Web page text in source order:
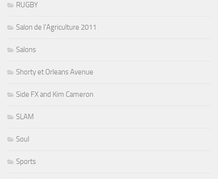
RUGBY
Salon de l'Agriculture 2011
Salons
Shorty et Orleans Avenue
Side FX and Kim Cameron
SLAM
Soul
Sports